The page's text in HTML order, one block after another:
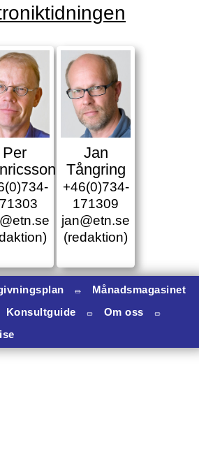
Per
Jan
Tångring
+46(0)734-
171309
jan@etn.se
(redaktion)
⏛
Månadsmagasinet
Konsultguide ⏛ Om oss
⏛
har onclick.